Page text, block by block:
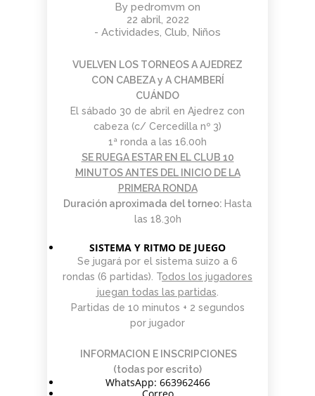
SEPTIEMBRE!
COMUNIDAD
JUNIO 2026
DE
AJEDREZ
PARA
LAS
EDADES
Y
NIVELES
– 13 DE
JUNIO
GENERAL
MAYO
BOLETÍN
COMUNIDAD
AJEDREZ
CABEZA
30
ABRIL
2026
TORNEO
PARA
TODAS
LAS
EDADES
Y
NIVELES
–
AJEDREZ
CON
CABEZA
23 DE
ABRIL
2026
APRENDER A
ARTE: LA
ABSTRACCIÓN
GEOMÉTRICA:
PIET
MONDRIAN (Y
VISITA AL
DEL PAULAR)
2026
AJEDREZ
INICIACIÓN
PARA
ADULTOS -
APRENDE
DESDE 0.
INICIO LA
SEMANA
DEL 11 DE
MAYO
27
ABRIL
2026
CAMPAMENTO
DE VERANO
AJEDREZ CON
CABEZA 2026
16
MARZO
2026
EL DESAFÍO
DE JUGAR
CON
LUNES 16 DE
MARZO.
20.15H
By pedromvm on
22 abril, 2022
- Actividades, Club, Niños
VUELVEN LOS TORNEOS A AJEDREZ
CON CABEZA y A CHAMBERÍ
CUÁNDO
El sábado 30 de abril en Ajedrez con
cabeza (c/ Cercedilla nº 3)
1ª ronda a las 16.00h
SE RUEGA ESTAR EN EL CLUB 10
MINUTOS ANTES DEL INICIO DE LA
PRIMERA RONDA
Duración aproximada del torneo: Hasta
las 18.30h
SISTEMA Y RITMO DE JUEGO
Se jugará por el sistema suizo a 6
rondas (6 partidas). Todos los jugadores
juegan todas las partidas
Partidas de 10 minutos + 2 segundos
por jugador
INFORMACION E INSCRIPCIONES
(todas por escrito)
WhatsApp: 663962466